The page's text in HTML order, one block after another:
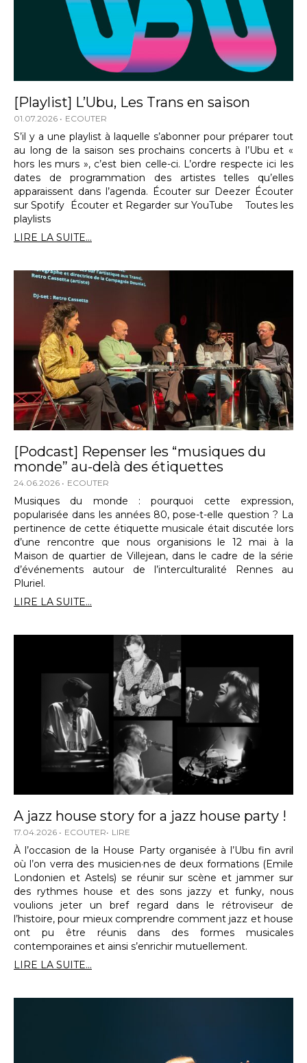
[Playlist] L’Ubu, Les Trans en saison
01.07.2026 ECOUTER
S’il y a une playlist à laquelle s’abonner pour préparer tout
au long de la saison ses prochains concerts à l’Ubu et «
hors les murs », c’est bien celle-ci. L’ordre respecte ici les
dates de programmation des artistes telles qu’elles
apparaissent dans l’agenda. Écouter sur Deezer Écouter
sur Spotify Écouter et Regarder sur YouTube Toutes les
playlists
LIRE LA SUITE...
[Podcast] Repenser les “musiques du
monde” au-delà des étiquettes
24.06.2026 ECOUTER
Musiques du monde : pourquoi cette expression,
popularisée dans les années 80, pose-t-elle question ? La
pertinence de cette étiquette musicale était discutée lors
d’une rencontre que nous organisions le 12 mai à la
Maison de quartier de Villejean, dans le cadre de la série
d’événements autour de l’interculturalité Rennes au
Pluriel.
LIRE LA SUITE...
A jazz house story for a jazz house party !
17.04.2026 ECOUTER LIRE
À l’occasion de la House Party organisée à l’Ubu fin avril
où l’on verra des musicien·nes de deux formations (Emile
Londonien et Astels) se réunir sur scène et jammer sur
des rythmes house et des sons jazzy et funky, nous
voulions jeter un bref regard dans le rétroviseur de
l’histoire, pour mieux comprendre comment jazz et house
ont pu être réunis dans des formes musicales
contemporaines et ainsi s’enrichir mutuellement.
LIRE LA SUITE...